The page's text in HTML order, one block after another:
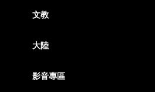
文教
大陸
影音專區